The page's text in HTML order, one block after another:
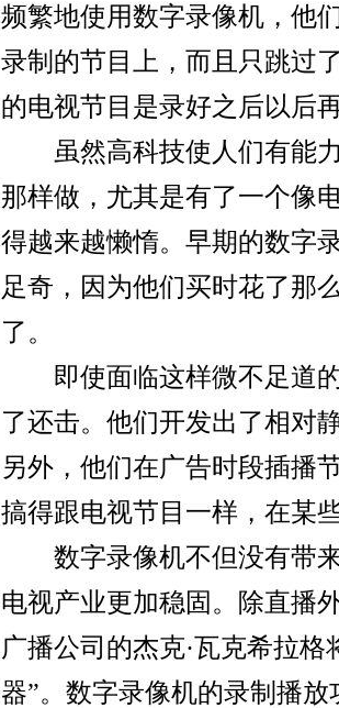
频繁地使用数字录像机，他
录制的节目上，而且只跳过
的电视节目是录好之后以后
虽然高科技使人们有能力
那样做，尤其是有了一个像
得越来越懒惰。早期的数字
足奇，因为他们买时花了那
了。
即使面临这样微不足道的
了还击。他们开发出了相对
另外，他们在广告时段插播
搞得跟电视节目一样，在某
数字录像机不但没有带来
电视产业更加稳固。除直播
广播公司的杰克·瓦克希拉
器”。数字录像机的录制播